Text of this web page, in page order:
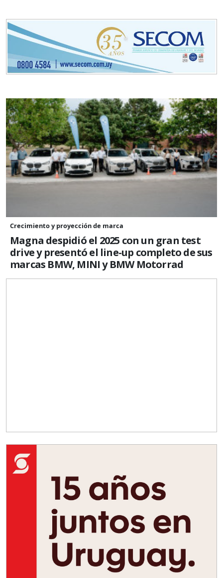
Crecimiento y proyección de marca
Magna despidió el 2025 con un gran test
drive y presentó el line-up completo de sus
marcas BMW, MINI y BMW Motorrad